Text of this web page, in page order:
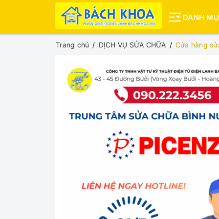
DANH
Trang chủ DỊCH VỤ SỬA CHỮA Cửa hàng